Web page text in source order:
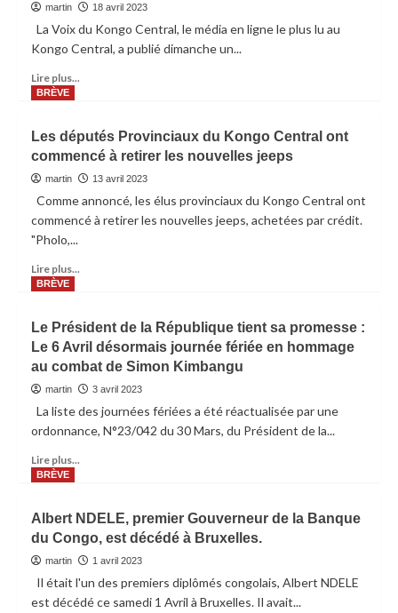
martin 18 avril 2023
La Voix du Kongo Central, le média en ligne le plus lu au
Kongo Central, a publié dimanche un...
Lire plus...
BRÈVE
Les députés Provinciaux du Kongo Central ont
commencé à retirer les nouvelles jeeps
martin 13 avril 2023
Comme annoncé, les élus provinciaux du Kongo Central ont
commencé à retirer les nouvelles jeeps, achetées par crédit.
"Pholo,...
Lire plus...
BRÈVE
Le Président de la République tient sa promesse :
Le 6 Avril désormais journée fériée en hommage
au combat de Simon Kimbangu
martin 3 avril 2023
La liste des journées fériées a été réactualisée par une
ordonnance, N°23/042 du 30 Mars, du Président de la...
Lire plus...
BRÈVE
Albert NDELE, premier Gouverneur de la Banque
du Congo, est décédé à Bruxelles.
martin 1 avril 2023
Il était l'un des premiers diplômés congolais, Albert NDELE
est décédé ce samedi 1 Avril à Bruxelles. Il avait...